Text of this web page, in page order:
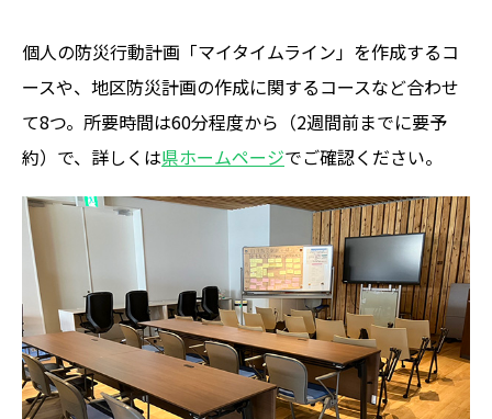
個人の防災行動計画「マイタイムライン」を作成するコ
ースや、地区防災計画の作成に関するコースなど合わせ
て8つ。所要時間は60分程度から（2週間前までに要予
約）で、詳しくは県ホームページでご確認ください。